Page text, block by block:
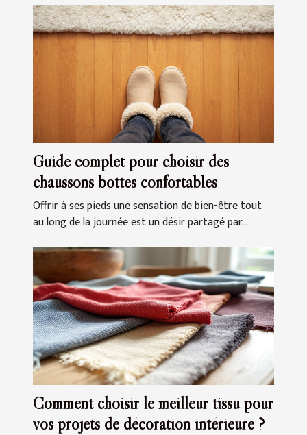
Guide complet pour choisir des
chaussons bottes confortables
Offrir à ses pieds une sensation de bien-être tout
au long de la journée est un désir partagé par...
Comment choisir le meilleur tissu pour
vos projets de décoration intérieure ?